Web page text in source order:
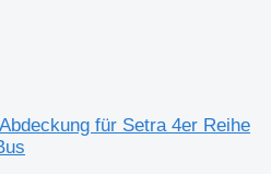
für Setra 4er Reihe